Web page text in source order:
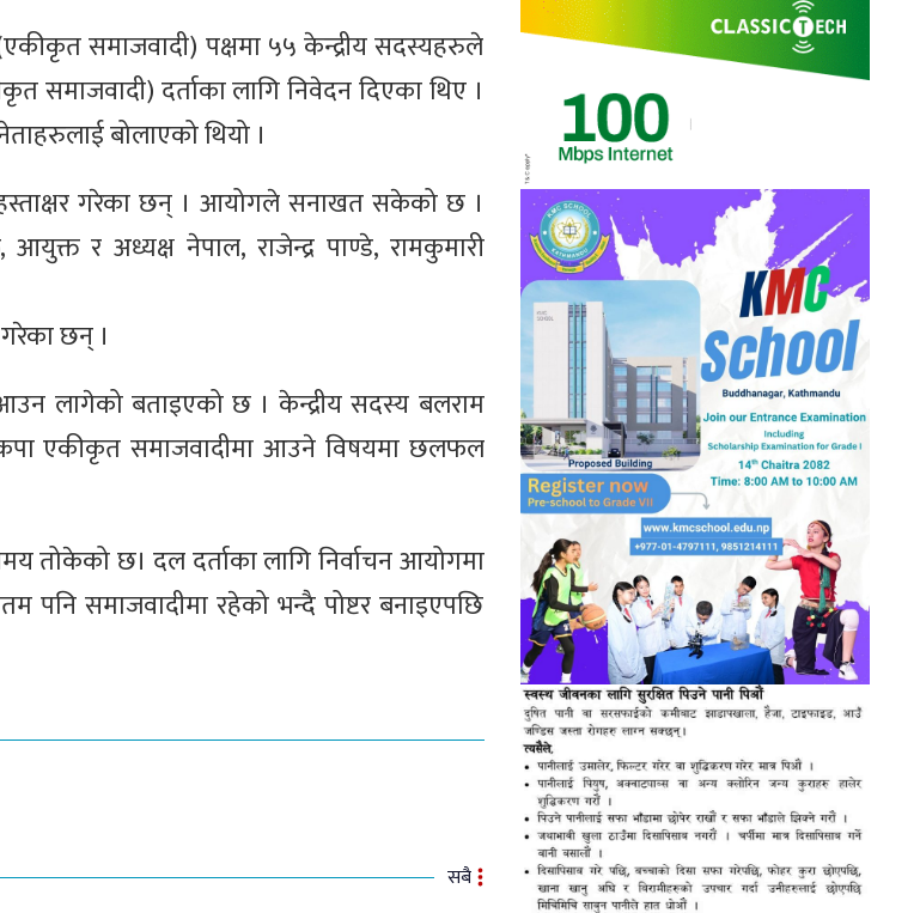
समाजवादी) पक्षमा ५५ केन्द्रीय सदस्यहरुले
दर्ताका लागि निवेदन दिएका थिए ।
बोलाएको थियो ।
गरेका छन् । आयोगले सनाखत सकेको छ ।
र अध्यक्ष नेपाल, राजेन्द्र पाण्डे, रामकुमारी
छन् ।
लागेको बताइएको छ । केन्द्रीय सदस्य बलराम
एकीकृत समाजवादीमा आउने विषयमा छलफल
छ। दल दर्ताका लागि निर्वाचन आयोगमा
पनि समाजवादीमा रहेको भन्दै पोष्टर बनाइएपछि
सबै